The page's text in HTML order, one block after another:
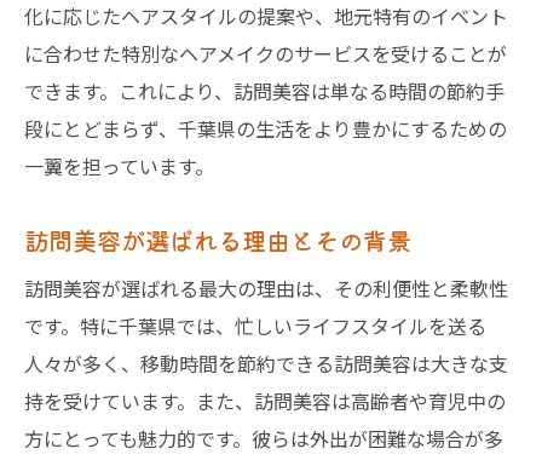
訪問美容が家族の生活を豊かにする
訪問理美容visitの家族に優しいサービス
プロが自宅に！訪問美容で手軽に美しさを手に
入れる
自宅で受ける贅沢な美容体験
訪問美容で得られる安心感
サロンと同等のサービスを自宅で
訪問美容が提供する新たな美しさ
訪問理美容visitの信頼性と実績
訪問美容の予約方法とその手軽さ
化に応じたヘアスタイルの提案や、地元特有のイベント
に合わせた特別なヘアメイクのサービスを受けることが
できます。これにより、訪問美容は単なる時間の節約手
段にとどまらず、千葉県の生活をより豊かにするための
一翼を担っています。
訪問美容が選ばれる理由とその背景
訪問美容が選ばれる最大の理由は、その利便性と柔軟性
です。特に千葉県では、忙しいライフスタイルを送る
人々が多く、移動時間を節約できる訪問美容は大きな支
持を受けています。また、訪問美容は高齢者や育児中の
方にとっても魅力的です。彼らは外出が困難な場合が多